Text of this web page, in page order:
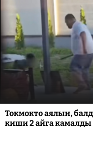
Токмокто аялын,
киши 2 айга камалды